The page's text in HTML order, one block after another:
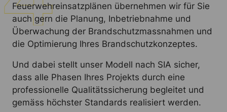
Feuerwehreinsatzplänen übernehmen wir für Sie
auch gern die Planung, Inbetriebnahme und
Überwachung der Brandschutzmassnahmen und
die Optimierung Ihres Brandschutzkonzeptes.
Und dabei stellt unser Modell nach SIA sicher,
dass alle Phasen Ihres Projekts durch eine
professionelle Qualitätssicherung begleitet und
gemäss höchster Standards realisiert werden.